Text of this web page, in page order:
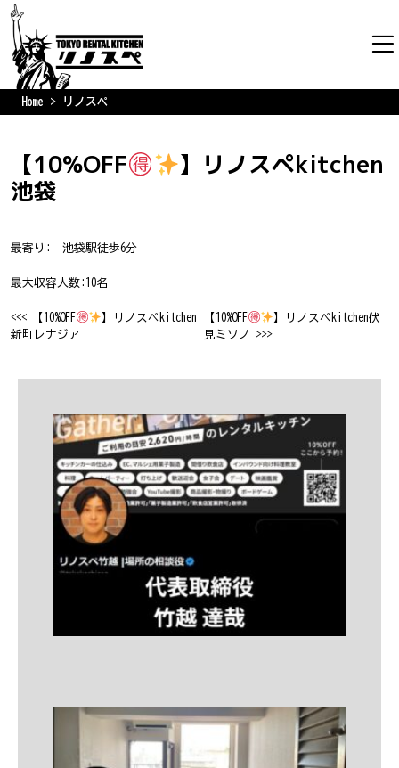
Home リノスペ
【10%OFF
】リノスペkitchen
池袋
最寄り: 池袋駅徒歩6分
最大収容人数:10名
稿
<<< 【10%OFF
】リノスペkitchen
新町レナジア
【10%OFF
】リノスペkitchen伏
見ミソノ >>>